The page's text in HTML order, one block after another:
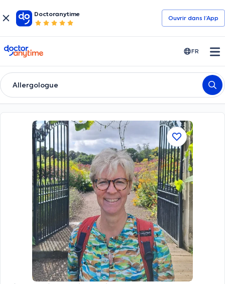
Doctoranytime
Ouvrir dans l’App
doctoranytime FR
Allergologue